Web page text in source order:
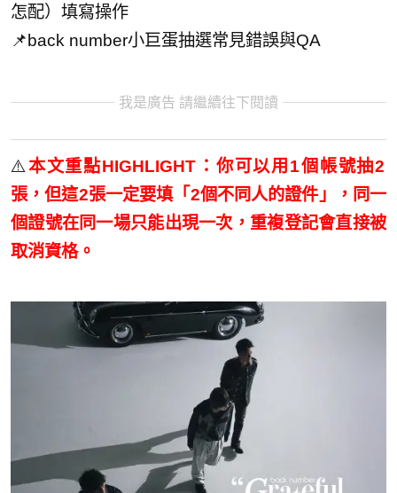
怎配）填寫操作
📌back number小巨蛋抽選常見錯誤與QA
我是廣告 請繼續往下閱讀
⚠️本文重點HIGHLIGHT：你可以用1個帳號抽2
張，但這2張一定要填「2個不同人的證件」，同一
個證號在同一場只能出現一次，重複登記會直接被
取消資格。